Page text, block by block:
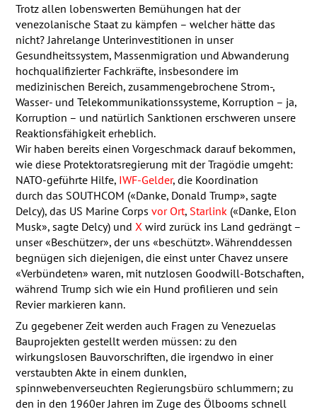
Trotz allen lobenswerten Bemühungen hat der
venezolanische Staat zu kämpfen – welcher hätte das
nicht? Jahrelange Unterinvestitionen in unser
Gesundheitssystem, Massenmigration und Abwanderung
hochqualifizierter Fachkräfte, insbesondere im
medizinischen Bereich, zusammengebrochene Strom-,
Wasser- und Telekommunikationssysteme, Korruption – ja,
Korruption – und natürlich Sanktionen erschweren unsere
Reaktionsfähigkeit erheblich.
Wir haben bereits einen Vorgeschmack darauf bekommen,
wie diese Protektoratsregierung mit der Tragödie umgeht:
NATO-geführte Hilfe, IWF-Gelder, die Koordination
durch das SOUTHCOM («Danke, Donald Trump», sagte
Delcy), das US Marine Corps vor Ort, Starlink («Danke, Elon
Musk», sagte Delcy) und X wird zurück ins Land gedrängt –
unser «Beschützer», der uns «beschützt». Währenddessen
begnügen sich diejenigen, die einst unter Chavez unsere
«Verbündeten» waren, mit nutzlosen Goodwill-Botschaften,
während Trump sich wie ein Hund profilieren und sein
Revier markieren kann.
Zu gegebener Zeit werden auch Fragen zu Venezuelas
Bauprojekten gestellt werden müssen: zu den
wirkungslosen Bauvorschriften, die irgendwo in einer
verstaubten Akte in einem dunklen,
spinnwebenverseuchten Regierungsbüro schlummern; zu
den in den 1960er Jahren im Zuge des Ölbooms schnell